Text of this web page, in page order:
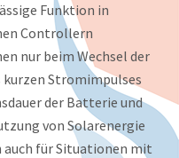
Funktion in
Controllern
nur beim Wechsel der
Stromimpulses
der Batterie und
von Solarenergie
auch für Situationen mit